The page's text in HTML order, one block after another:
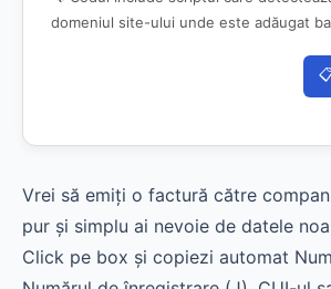
domeniul site-ului unde este adăugat
Vrei să emiți o factură către
pur și simplu ai nevoie de datele
Click pe box și copiezi automat